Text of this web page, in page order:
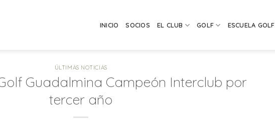
INICIO SOCIOS EL CLUB GOLF ESCUELA GOLF
ÚLTIMAS NOTICIAS
Guadalmina Campeón Interclub por
tercer año